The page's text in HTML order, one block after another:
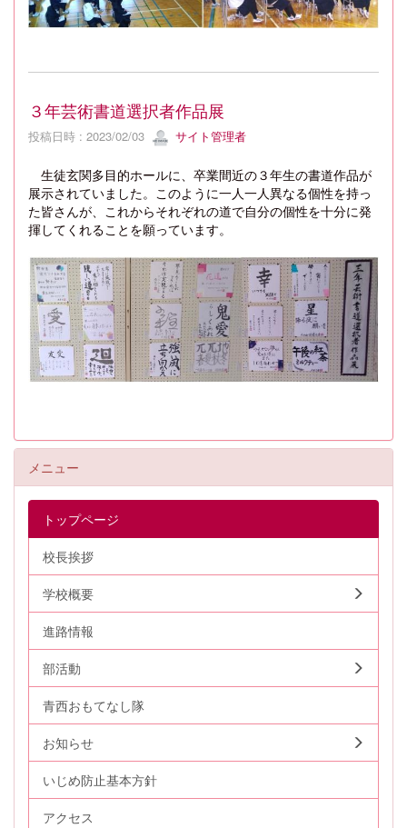
３年芸術書道選択者作品展
投稿日時 : 2023/02/03 サイト管理者
生徒玄関多目的ホールに、卒業間近の３年生の書道作品が
展示されていました。このように一人一人異なる個性を持っ
た皆さんが、これからそれぞれの道で自分の個性を十分に発
揮してくれることを願っています。
メニュー
トップページ
校長挨拶
学校概要
進路情報
部活動
青西おもてなし隊
お知らせ
いじめ防止基本方針
アクセス